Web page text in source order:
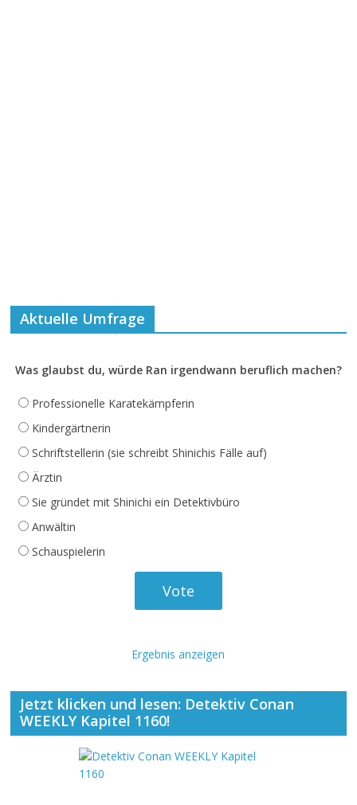
Aktuelle Umfrage
Was glaubst du, würde Ran irgendwann beruflich machen?
Professionelle Karatekämpferin
Kindergärtnerin
Schriftstellerin (sie schreibt Shinichis Fälle auf)
Ärztin
Sie gründet mit Shinichi ein Detektivbüro
Anwältin
Schauspielerin
Ergebnis anzeigen
Jetzt klicken und lesen: Detektiv Conan
WEEKLY Kapitel 1160!